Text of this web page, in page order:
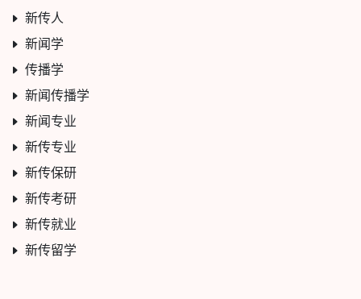
新传人
新闻学
传播学
新闻传播学
新闻专业
新传专业
新传保研
新传考研
新传就业
新传留学